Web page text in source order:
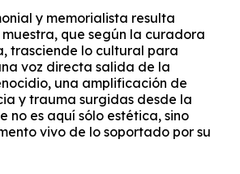
y memorialista resulta
que según la curadora
trasciende lo cultural para
voz directa salida de la
una amplificación de
y trauma surgidas desde la
no es aquí sólo estética, sino
vivo de lo soportado por su